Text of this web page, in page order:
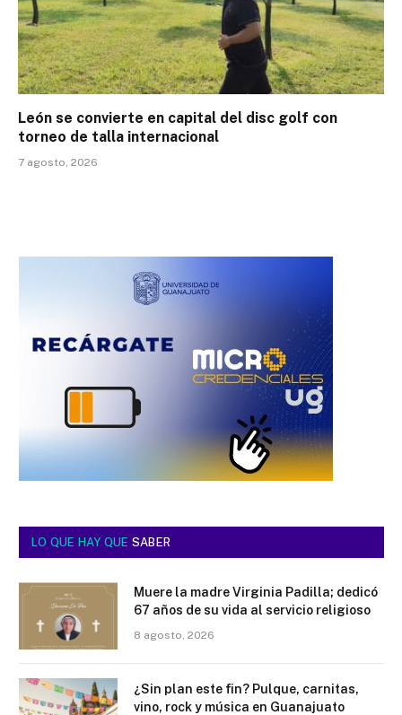
León se convierte en capital del disc golf con
torneo de talla internacional
7 agosto, 2026
LO QUE HAY QUE SABER
Muere la madre Virginia Padilla; dedicó
67 años de su vida al servicio religioso
8 agosto, 2026
¿Sin plan este fin? Pulque, carnitas,
vino, rock y música en Guanajuato